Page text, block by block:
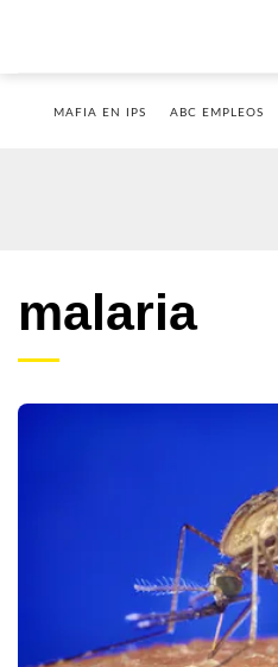
MAFIA EN IPS ABC EMPLEOS
malaria